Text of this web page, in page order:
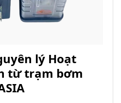
lý Hoạt
từ trạm bơm